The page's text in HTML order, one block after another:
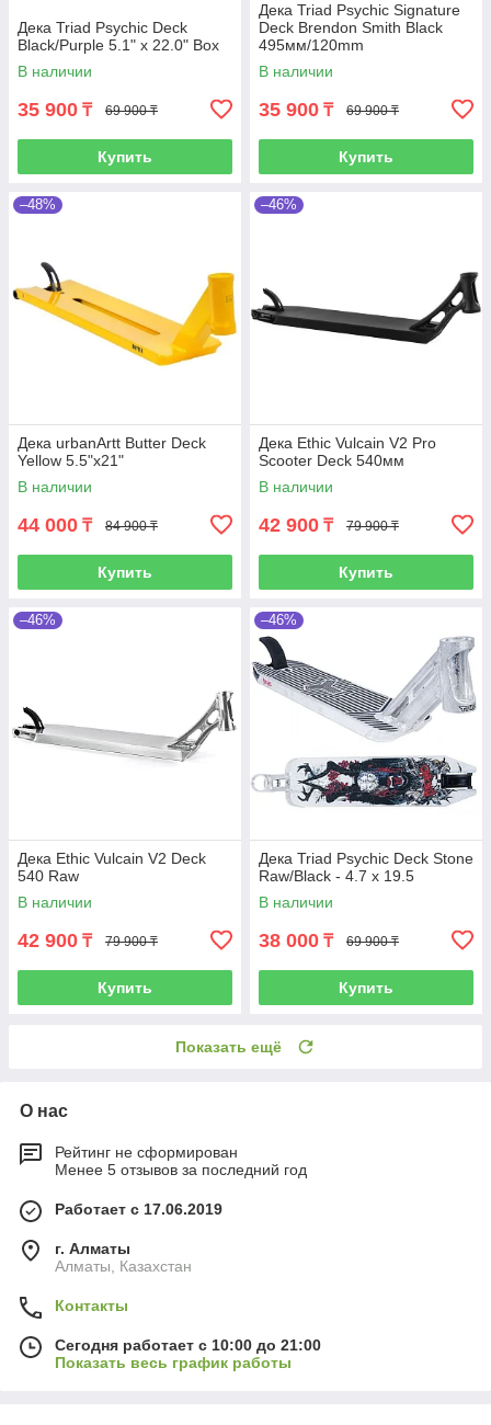
Дека Triad Psychic Deck
Black/Purple 5.1" x 22.0" Box
В наличии
35 900 ₸ 69 900 ₸
Купить
Дека Triad Psychic Signature
Deck Brendon Smith Black
495мм/120mm
В наличии
35 900 ₸ 69 900 ₸
Купить
–48%
Дека urbanArtt Butter Deck
Yellow 5.5"x21"
В наличии
44 000 ₸ 84 900 ₸
Купить
–46%
Дека Ethic Vulcain V2 Pro
Scooter Deck 540мм
В наличии
42 900 ₸ 79 900 ₸
Купить
–46%
Дека Ethic Vulcain V2 Deck
540 Raw
В наличии
42 900 ₸ 79 900 ₸
Купить
–46%
Дека Triad Psychic Deck Stone
Raw/Black - 4.7 x 19.5
В наличии
38 000 ₸ 69 900 ₸
Купить
Показать ещё
О нас
Рейтинг не сформирован
Менее 5 отзывов за последний год
Работает с 17.06.2019
г. Алматы
Алматы, Казахстан
Контакты
Сегодня работает с 10:00 до 21:00
Показать весь график работы